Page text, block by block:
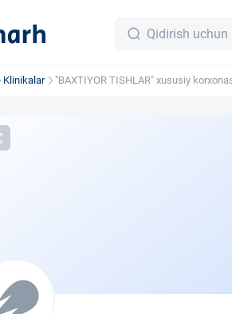
Klinikalar "BAXTIYOR TISHLAR" xususiy